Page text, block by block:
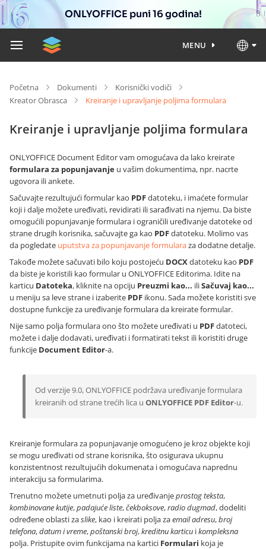
ONLYOFFICE puni 16 godina!
MENU
Početna Dokumenti
Korisnički vodiči
Kreator Obrasca
Kreiranje i upravljanje poljima formulara
Kreiranje i upravljanje poljima formulara
ONLYOFFICE Document Editor vam omogućava da lako kreirate
formulara za popunjavanje u vašim dokumentima, npr. nacrte
ugovora ili ankete.
Sačuvajte rezultujući formular kao PDFdatoteku, i imaćete formular
koji i dalje možete uređivati, revidirati ili sarađivati na njemu. Da biste
omogućili popunjavanje formulara i ograničili uređivanje datoteke od
strane drugih korisnika, sačuvajte ga kao PDFdatoteku. Molimo vas
da pogledate uputstva za popunjavanje formularaza dodatne detalje.
Takođe možete sačuvati bilo koju postojeću DOCXdatoteku kao PDF
da biste je koristili kao formular u ONLYOFFICE Editorima. Idite na
karticu Datoteka, kliknite na opciju Preuzmi kao... iliSačuvaj kao...
u meniju sa leve strane i izaberite PDF ikonu. Sada možete koristiti sve
dostupne funkcije za uređivanje formulara da kreirate formular.
Nije samo polja formulara ono što možete uređivati u PDFdatoteci,
možete i dalje dodavati, uređivati i formatirati tekst ili koristiti druge
funkcije Document Editor-a.
Od verzije 9.0, ONLYOFFICE podržava uređivanje formulara
kreiranih od strane trećih lica u ONLYOFFICE PDF Editor-u.
Kreiranje formulara za popunjavanje omogućeno je kroz objekte koji
se mogu uređivati od strane korisnika, što osigurava ukupnu
konzistentnost rezultujućih dokumenata i omogućava naprednu
interakciju sa formularima.
Trenutno možete umetnuti polja za uređivanjeprostog teksta,
kombinovane kutije,padajuće liste,čekboksove,radio dugmad, dodeliti
određene oblasti zaslike, kao i kreirati polja zaemail adresu,broj
telefona,datum i vreme,poštanski broj,kreditnu karticu ikompleksna
polja. Pristupite ovim funkcijama na kartici Formulari koja je